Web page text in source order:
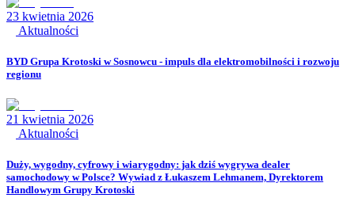
23 kwietnia 2026
Aktualności
BYD Grupa Krotoski w Sosnowcu - impuls dla elektromobilności i rozwoju
regionu
21 kwietnia 2026
Aktualności
Duży, wygodny, cyfrowy i wiarygodny: jak dziś wygrywa dealer
samochodowy w Polsce? Wywiad z Łukaszem Lehmanem, Dyrektorem
Handlowym Grupy Krotoski